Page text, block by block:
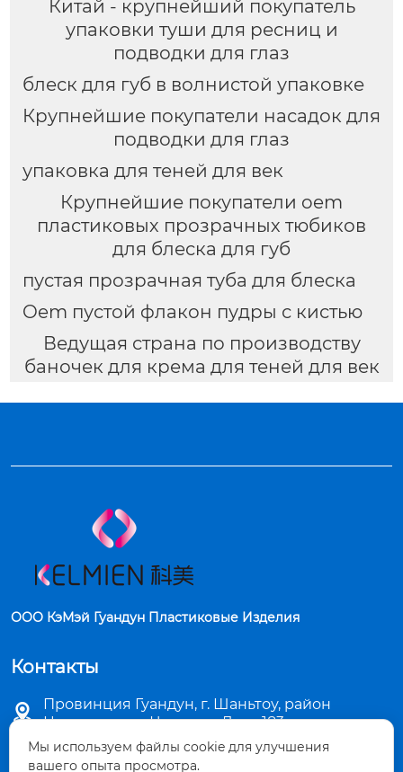
Китай - крупнейший покупатель
упаковки туши для ресниц и
подводки для глаз
блеск для губ в волнистой упаковке
Крупнейшие покупатели насадок для
подводки для глаз
упаковка для теней для век
Крупнейшие покупатели oem
пластиковых прозрачных тюбиков
для блеска для губ
пустая прозрачная туба для блеска
Oem пустой флакон пудры с кистью
Ведущая страна по производству
баночек для крема для теней для век
ООО КэМэй Гуандун Пластиковые Изделия
Контакты

Провинция Гуандун, г. Шаньтоу, район
Цзиньпин, ул. Чаошань Лу, д. 183
 sales5@stkemei.com
Мы используем файлы cookie для улучшения
вашего опыта просмотра.